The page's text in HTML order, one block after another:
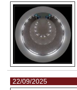
22/09/2025